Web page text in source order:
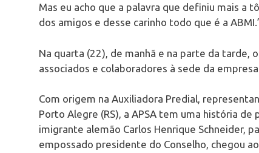
Mas eu acho que a palavra que definiu mais a
dos amigos e desse carinho todo que é a
Na quarta (22), de manhã e na parte da tarde,
associados e colaboradores à sede da
Com origem na Auxiliadora Predial,
Porto Alegre (RS), a APSA tem uma história
imigrante alemão Carlos Henrique Schneider,
empossado presidente do Conselho, chegou